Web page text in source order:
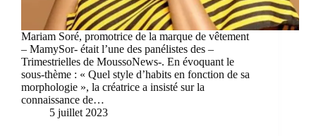
Mariam Soré, promotrice de la marque de vêtement
– MamySor- était l’une des panélistes des –
Trimestrielles de MoussoNews-. En évoquant le
sous-thème : « Quel style d’habits en fonction de sa
morphologie », la créatrice a insisté sur la
connaissance de…
5 juillet 2023